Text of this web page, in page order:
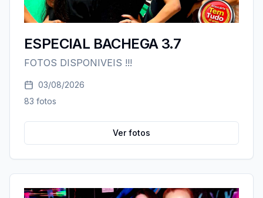
ESPECIAL BACHEGA 3.7
FOTOS DISPONIVEIS !!!
03/08/2026
83 fotos
Ver fotos